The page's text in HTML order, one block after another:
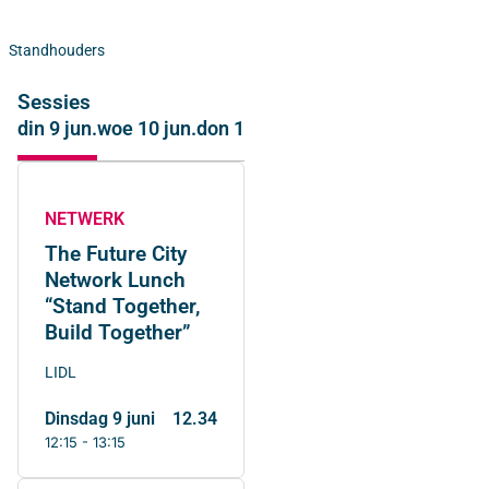
Standhouders
Sessies
din 9 jun.woe 10 jun.don 11 jun.
NETWERK
The Future City
Network Lunch
“Stand Together,
Build Together”
LIDL
dinsdag 9 juni
12:15 - 13:15
12.34